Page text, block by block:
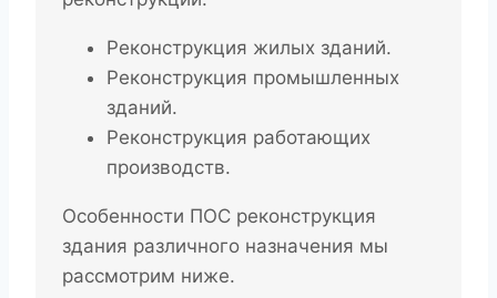
Реконструкция жилых зданий.
Реконструкция промышленных
зданий.
Реконструкция работающих
производств.
Особенности ПОС реконструкция
здания различного назначения мы
рассмотрим ниже.